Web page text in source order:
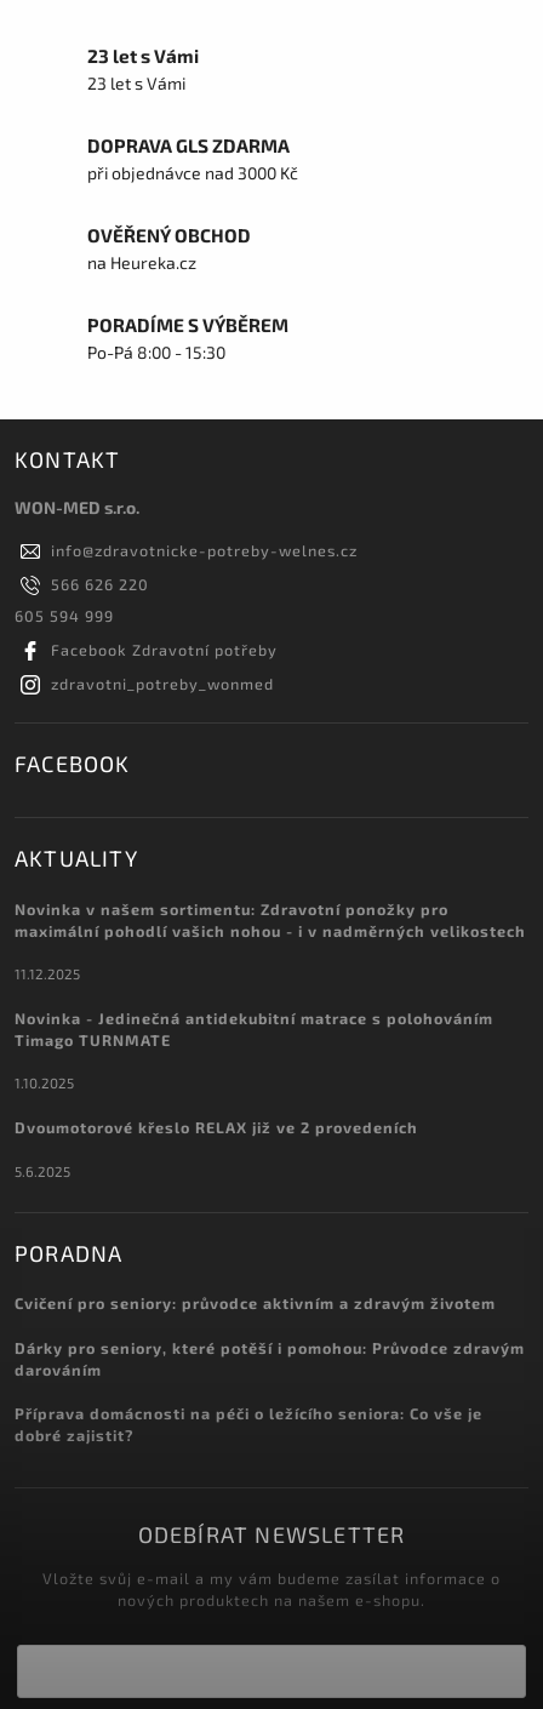
23 let s Vámi
23 let s Vámi
DOPRAVA GLS ZDARMA
při objednávce nad 3000 Kč
OVĚŘENÝ OBCHOD
na Heureka.cz
PORADÍME S VÝBĚREM
Po-Pá 8:00 - 15:30
KONTAKT
WON-MED s.r.o.
info@zdravotnicke-potreby-welnes.cz
566 626 220
605 594 999
Facebook Zdravotní potřeby
zdravotni_potreby_wonmed
FACEBOOK
AKTUALITY
Novinka v našem sortimentu: Zdravotní ponožky pro
maximální pohodlí vašich nohou - i v nadměrných velikostech
11.12.2025
Novinka - Jedinečná antidekubitní matrace s polohováním
Timago TURNMATE
1.10.2025
Dvoumotorové křeslo RELAX již ve 2 provedeních
5.6.2025
PORADNA
Cvičení pro seniory: průvodce aktivním a zdravým životem
Dárky pro seniory, které potěší i pomohou: Průvodce zdravým
darováním
Příprava domácnosti na péči o ležícího seniora: Co vše je
dobré zajistit?
ODEBÍRAT NEWSLETTER
Vložte svůj e-mail a my vám budeme zasílat informace o
nových produktech na našem e-shopu.